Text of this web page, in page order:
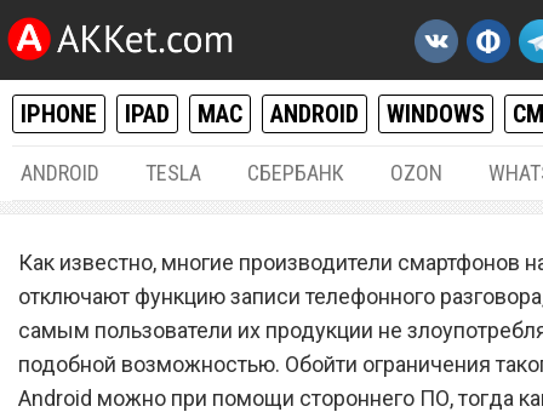
IPHONE IPAD MAC ANDROID WINDOWS
ANDROID TESLA СБЕРБАНК OZON
Как записать телефонный
разговор на Android и
Как известно, многие производители смартфонов
отключают функцию записи телефонного
самым пользователи их продукции не
подобной возможностью. Обойти ограничения
Android можно при помощи стороннего ПО, тогда